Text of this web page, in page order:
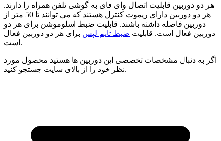
هر دو دوربین قابلیت اتصال وای فای به گوشی تلفن همراه را دارند.
هر دو دوربین دارای ریموت کنترل هستند که می توانند تا 50 متر از
دوربین فاصله داشته باشند. قابلیت ضبط اسلوموشن برای هر دو
دوربین فعال است. قابلیت ضبط تایم لپس برای هر دو دوربین فعال
است.
اگر به دنبال مشخصات تخصصی این دوربین ها هستید محصول مورد
نظر خود را از بالای سایت جستجو کنید.